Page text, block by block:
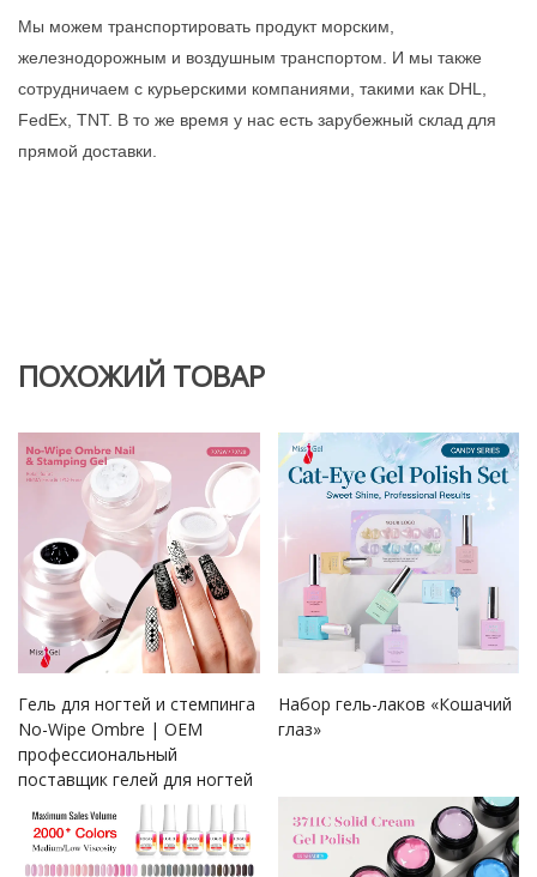
Мы можем транспортировать продукт морским,
железнодорожным и воздушным транспортом. И мы также
сотрудничаем с курьерскими компаниями, такими как DHL,
FedEx, TNT. В то же время у нас есть зарубежный склад для
прямой доставки.
ПОХОЖИЙ ТОВАР
Гель для ногтей и стемпинга
No-Wipe Ombre | OEM
профессиональный
поставщик гелей для ногтей
Набор гель-лаков «Кошачий
глаз»